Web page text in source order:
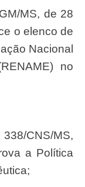
o elenco de
Nacional
no
a Política